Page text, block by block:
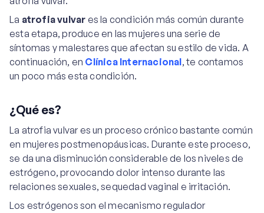
La atrofia vulvar es la condición más común durante
esta etapa, produce en las mujeres una serie de
síntomas y malestares que afectan su estilo de vida. A
continuación, en Clínica Internacional, te contamos
un poco más esta condición.
¿Qué es?
La atrofia vulvar es un proceso crónico bastante común
en mujeres postmenopáusicas. Durante este proceso,
se da una disminución considerable de los niveles de
estrógeno, provocando dolor intenso durante las
relaciones sexuales, sequedad vaginal e irritación.
Los estrógenos son el mecanismo regulador